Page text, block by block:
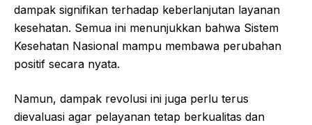
dampak signifikan terhadap keberlanjutan layanan
kesehatan. Semua ini menunjukkan bahwa Sistem
Kesehatan Nasional mampu membawa perubahan
positif secara nyata.
Namun, dampak revolusi ini juga perlu terus
dievaluasi agar pelayanan tetap berkualitas dan